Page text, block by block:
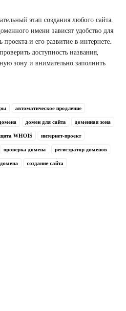
этап создания любого сайта.
имени зависят удобство для
проекта и его развитие в интернете.
доступность названия,
зону и внимательно заполнить
автоматическое продление
домен для сайта доменная зона
WHOIS интернет-проект
проверка домена регистратор доменов
создание сайта